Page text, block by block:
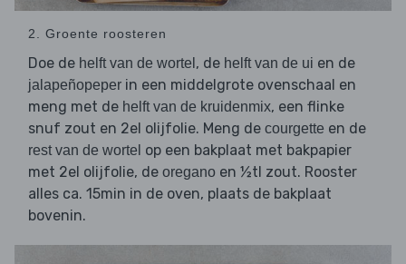
2. Groente roosteren
Doe de helft van de wortel , de helft van de ui en de
jalapeñopeper in een middelgrote ovenschaal en
meng met de helft van de kruidenmix, een flinke
snuf zout en 2el olijfolie. Meng de courgette en de
rest van de wortel op een bakplaat met bakpapier
met 2el olijfolie, de oregano en ½tl zout. Rooster
alles ca. 15min in de oven, plaats de bakplaat
bovenin.